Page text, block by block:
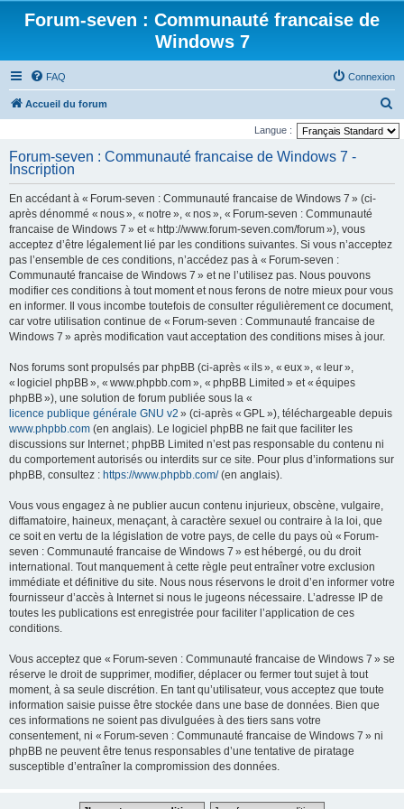
Forum-seven : Communauté francaise de
Windows 7
FAQ Connexion
Accueil du forum
e
Langue :
Forum-seven : Communauté francaise de Windows 7 -
Inscription
En accédant à « Forum-seven : Communauté francaise de Windows 7 » (ci-
après dénommé « nous », « notre », « nos », « Forum-seven : Communauté
francaise de Windows 7 » et « http://www.forum-seven.com/forum »), vous
acceptez d’être légalement lié par les conditions suivantes. Si vous n’acceptez
pas l’ensemble de ces conditions, n’accédez pas à « Forum-seven :
Communauté francaise de Windows 7 » et ne l’utilisez pas. Nous pouvons
modifier ces conditions à tout moment et nous ferons de notre mieux pour vous
en informer. Il vous incombe toutefois de consulter régulièrement ce document,
car votre utilisation continue de « Forum-seven : Communauté francaise de
Windows 7 » après modification vaut acceptation des conditions mises à jour.
Nos forums sont propulsés par phpBB (ci-après « ils », « eux », « leur »,
« logiciel phpBB », « www.phpbb.com », « phpBB Limited » et « équipes
phpBB »), une solution de forum publiée sous la «
licence publique générale GNU v2 » (ci-après « GPL »), téléchargeable depuis
www.phpbb.com (en anglais). Le logiciel phpBB ne fait que faciliter les
discussions sur Internet ; phpBB Limited n’est pas responsable du contenu ni
du comportement autorisés ou interdits sur ce site. Pour plus d’informations sur
phpBB, consultez : https://www.phpbb.com/(en anglais).
Vous vous engagez à ne publier aucun contenu injurieux, obscène, vulgaire,
diffamatoire, haineux, menaçant, à caractère sexuel ou contraire à la loi, que
ce soit en vertu de la législation de votre pays, de celle du pays où « Forum-
seven : Communauté francaise de Windows 7 » est hébergé, ou du droit
international. Tout manquement à cette règle peut entraîner votre exclusion
immédiate et définitive du site. Nous nous réservons le droit d’en informer votre
fournisseur d’accès à Internet si nous le jugeons nécessaire. L’adresse IP de
toutes les publications est enregistrée pour faciliter l’application de ces
conditions.
Vous acceptez que « Forum-seven : Communauté francaise de Windows 7 » se
réserve le droit de supprimer, modifier, déplacer ou fermer tout sujet à tout
moment, à sa seule discrétion. En tant qu’utilisateur, vous acceptez que toute
information saisie puisse être stockée dans une base de données. Bien que
ces informations ne soient pas divulguées à des tiers sans votre
consentement, ni « Forum-seven : Communauté francaise de Windows 7 » ni
phpBB ne peuvent être tenus responsables d’une tentative de piratage
susceptible d’entraîner la compromission des données.